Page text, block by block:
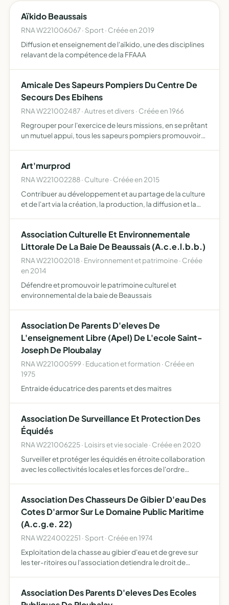
Aïkido Beaussais
RNA W221006067 · Sport · Créée en 2019
Diffusion et enseignement de l'aïkido, une des disciplines
relavant de la compétence de la FFAAA
Amicale Des Sapeurs Pompiers Du Centre De
Secours Des Ebihens
RNA W221002487 · Autres et divers · Créée en 1966
Regrouper pour l'exercice de leurs missions, en se prêtant
un mutuel appui, tous les sapeurs pompiers promouvoir
Art'murprod
RNA W221002288 · Culture · Créée en 2015
Contribuer au développement et au partage de la culture
et de l'art via la création, la production, la diffusion et la
Association Culturelle Et Environnementale
Littorale De La Baie De Beaussais (A.c.e.l.b.b.)
RNA W221002018 · Environnement et patrimoine · Créée
en 2014
Défendre et promouvoir le patrimoine culturel et
environnemental de la baie de Beaussais
Association De Parents D'eleves De
L'enseignement Libre (Apel) De L'ecole Saint-
Joseph De Ploubalay
RNA W221000599 · Education et formation · Créée en
1975
Entraide éducatrice des parents et des maitres
Association De Surveillance Et Protection Des
Équidés
RNA W221006225 · Loisirs et vie sociale · Créée en 2020
Surveiller et protéger les équidés en étroite collaboration
avec les collectivités locales et les forces de l'ordre
Association Des Chasseurs De Gibier D'eau Des
Cotes D'armor Sur Le Domaine Public Maritime
(A.c.g.e. 22)
RNA W224002251 · Sport · Créée en 1974
Exploitation de la chasse au gibier d'eau et de greve sur
les ter-ritoires ou l'association detiendra le droit de
Association Des Parents D'eleves Des Ecoles